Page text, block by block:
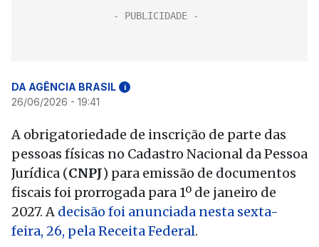
DA AGÊNCIA BRASIL i
26/06/2026 - 19:41
A obrigatoriedade de inscrição de parte das
pessoas físicas no Cadastro Nacional da Pessoa
Jurídica (CNPJ) para emissão de documentos
fiscais foi prorrogada para 1º de janeiro de
2027. A decisão foi anunciada nesta sexta-
feira, 26, pela Receita Federal.